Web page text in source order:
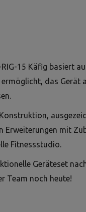
RIG-15 Käfig basiert
ermöglicht, das Gerät
Erweiterungen mit
Fitnessstudio.
Geräteset
Team noch heute!